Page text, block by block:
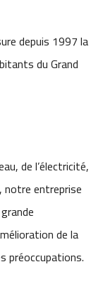
depuis 1997 la
du Grand
de l’électricité,
notre entreprise
de la
préoccupations.